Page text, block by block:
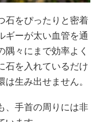
石をぴったりと密着
ギーが太い血管を通
隅々にまで効率よく
石を入れているだけ
生み出せません。
、手首の周りには非